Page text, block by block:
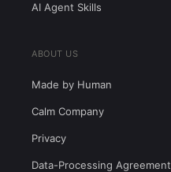
AI Agent Skills
ABOUT US
Made by Human
Calm Company
Privacy
Data-Processing Agreement